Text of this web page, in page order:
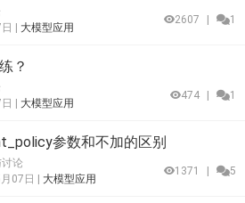
| 大模型应用
2607 1
？
| 大模型应用
474 1
参数和不加的区别
论
07日 | 大模型应用
1371 5